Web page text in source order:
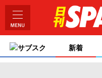
サブスク 新着